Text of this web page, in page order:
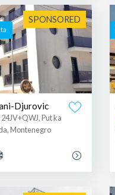
SPONSORED
Djurovic
Put ka
Montenegro